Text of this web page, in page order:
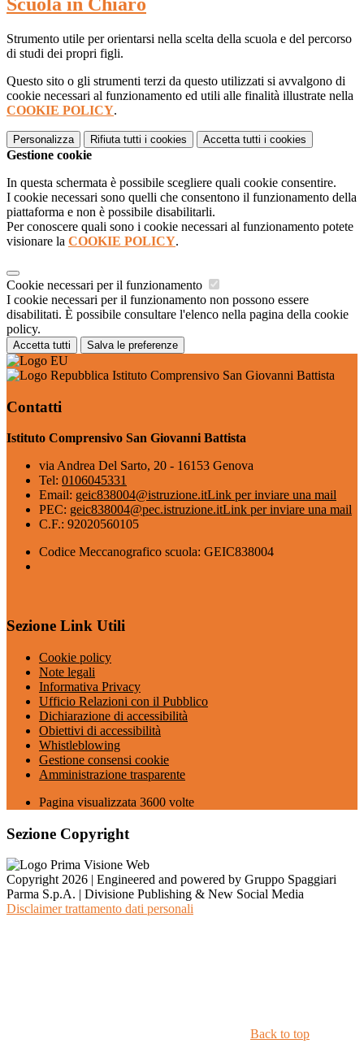
Strumento utile per orientarsi nella scelta della scuola e del percorso
di studi dei propri figli.
Questo sito o gli strumenti terzi da questo utilizzati si avvalgono di
cookie necessari al funzionamento ed utili alle finalità illustrate nella
COOKIE POLICY.
Personalizza Rifiuta tutti i cookies Accetta tutti i cookies
Gestione cookie
In questa schermata è possibile scegliere quali cookie consentire.
I cookie necessari sono quelli che consentono il funzionamento della
piattaforma e non è possibile disabilitarli.
Per conoscere quali sono i cookie necessari al funzionamento potete
visionare la COOKIE POLICY.
Cookie necessari per il funzionamento
I cookie necessari per il funzionamento non possono essere
disabilitati. È possibile consultare l'elenco nella pagina della cookie
policy.
Accetta tutti Salva le preferenze
Istituto Comprensivo San Giovanni Battista
Contatti
Istituto Comprensivo San Giovanni Battista
via Andrea Del Sarto, 20 - 16153 Genova
Tel: 0106045331
Email: geic838004@istruzione.itLink per inviare una mail
PEC: geic838004@pec.istruzione.itLink per inviare una mail
C.F.: 92020560105
Codice Meccanografico scuola: GEIC838004
Sezione Link Utili
Cookie policy
Note legali
Informativa Privacy
Ufficio Relazioni con il Pubblico
Dichiarazione di accessibilità
Obiettivi di accessibilità
Whistleblowing
Gestione consensi cookie
Amministrazione trasparente
Pagina visualizzata 3600 volte
Sezione Copyright
Copyright 2026 | Engineered and powered by Gruppo Spaggiari
Parma S.p.A. | Divisione Publishing & New Social Media
Disclaimer trattamento dati personali
Back to top